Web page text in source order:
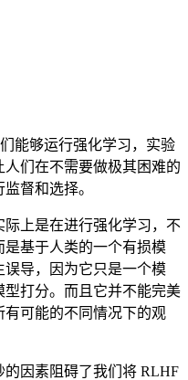
够运行强化学习，实验
们在不需要做极其困难的
督和选择。
上是在进行强化学习，不
基于人类的一个有损模
导，因为它只是一个模
打分。而且它并不能完美
可能的不同情况下的观
因素阻碍了我们将 RLHF